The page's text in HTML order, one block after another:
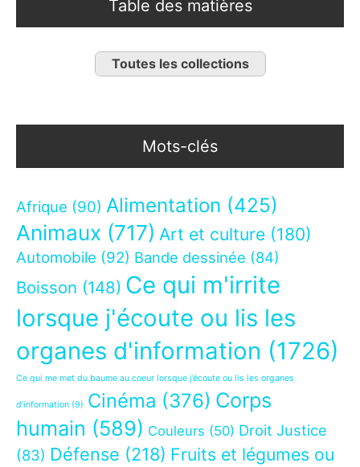
Table des matières
Toutes les collections
Mots-clés
Afrique (90) Alimentation (425)
Animaux (717) Art et culture (180)
Automobile (92) Bande dessinée (84)
Boisson (148) Ce qui m'irrite
lorsque j'écoute ou lis les
organes d'information (1726)
Ce qui me met du baume au coeur lorsque j’écoute ou lis les organes
d’information (9) Cinéma (376) Corps
humain (589) Couleurs (50) Droit Justice
(83) Défense (218) Fruits et légumes ou